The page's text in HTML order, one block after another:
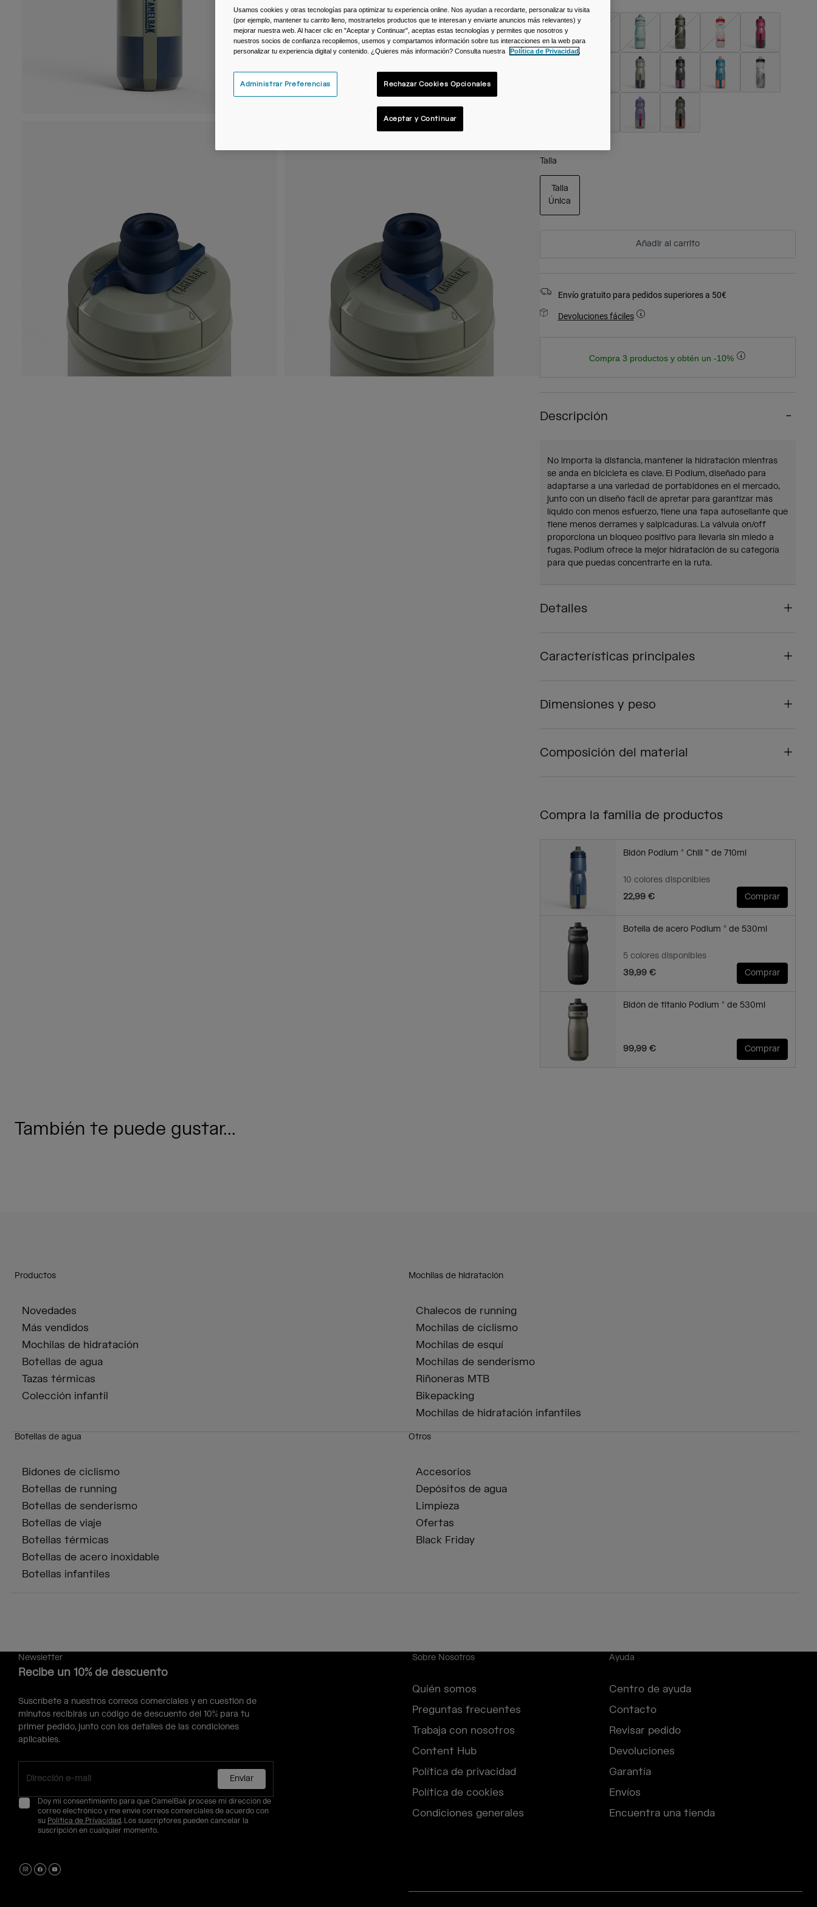
Talla
Talla
Única
Añadir al carrito
Envío gratuito para pedidos superiores a 50€
Devoluciones fáciles
Compra 3 productos y obtén un -10%
Descripción
No importa la distancia, mantener la hidratación mientras
se anda en bicicleta es clave. El Podium, diseñado para
adaptarse a una variedad de portabidones en el mercado,
junto con un diseño fácil de apretar para garantizar más
líquido con menos esfuerzo, tiene una tapa autosellante que
tiene menos derrames y salpicaduras. La válvula on/off
proporciona un bloqueo positivo para llevarla sin miedo a
fugas. Podium ofrece la mejor hidratación de su categoría
para que puedas concentrarte en la ruta.
Detalles
Características principales
Dimensiones y peso
Composición del material
Compra la familia de productos
Bidón Podium ® Chill ™ de 710ml
10 colores disponibles
22,99 €
Comprar
Botella de acero Podium ® de 530ml
5 colores disponibles
39,99 €
Comprar
Bidón de titanio Podium ® de 530ml
99,99 € Comprar
También te puede gustar...
Productos
Novedades
Más vendidos
Mochilas de hidratación
Botellas de agua
Tazas térmicas
Colección infantil
Mochilas de hidratación
Chalecos de running
Mochilas de ciclismo
Mochilas de esquí
Mochilas de senderismo
Riñoneras MTB
Bikepacking
Mochilas de hidratación infantiles
Botellas de agua
Bidones de ciclismo
Botellas de running
Botellas de senderismo
Botellas de viaje
Botellas térmicas
Botellas de acero inoxidable
Botellas infantiles
Otros
Accesorios
Depósitos de agua
Limpieza
Ofertas
Black Friday
Newsletter
Recibe un 10% de descuento
Suscríbete a nuestros correos comerciales y en cuestión de
minutos recibirás un código de descuento del 10% para tu
primer pedido, junto con los detalles de las condiciones
aplicables.
Enviar
Doy mi consentimiento para que CamelBak procese mi dirección de
correo electrónico y me envíe correos comerciales de acuerdo con
su Política de Privacidad. Los suscriptores pueden cancelar la
suscripción en cualquier momento.
Sobre Nosotros
Quién somos
Preguntas frecuentes
Trabaja con nosotros
Content Hub
Política de privacidad
Política de cookies
Condiciones generales
Ayuda
Centro de ayuda
Contacto
Revisar pedido
Devoluciones
Garantía
Envíos
Encuentra una tienda
Usamos cookies y otras tecnologías para optimizar tu experiencia online. Nos ayudan a recordarte, personalizar tu visita
(por ejemplo, mantener tu carrito lleno, mostrartelos productos que te interesan y enviarte anuncios más relevantes) y
mejorar nuestra web. Al hacer clic en "Aceptar y Continuar", aceptas estas tecnologías y permites que nosotros y
nuestros socios de confianza recopilemos, usemos y compartamos información sobre tus interacciones en la web para
personalizar tu experiencia digital y contenido. ¿Quieres más información? Consulta nuestra
Política de Privacidad
Administrar Preferencias Rechazar Cookies Opcionales
Aceptar y Continuar